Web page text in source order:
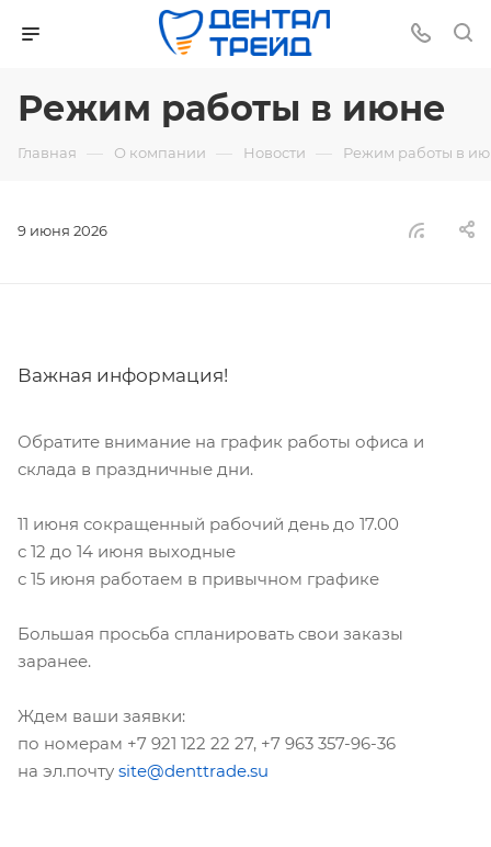
Режим работы в июне
Главная — О компании — Новости — Режим работы в
9 июня 2026
Важная информация!
Обратите внимание на график работы офиса и
склада в праздничные дни.
11 июня сокращенный рабочий день до 17.00
с 12 до 14 июня выходные
с 15 июня работаем в привычном графике
Большая просьба спланировать свои заказы
заранее.
Ждем ваши заявки:
по номерам +7 921 122 22 27, +7 963 357-96-36
на эл.почту site@denttrade.su